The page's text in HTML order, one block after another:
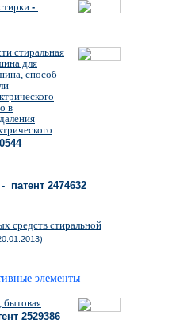
-
стиральная
для
способ
в
- патент 2474632
средств стиральной
элементы
бытовая
2529386